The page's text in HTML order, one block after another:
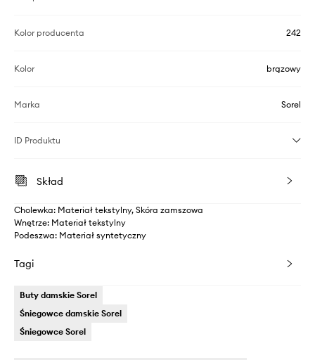
Kolor producenta 242
Kolor brązowy
Marka Sorel
ID Produktu
Skład
Cholewka: Materiał tekstylny, Skóra zamszowa
Wnętrze: Materiał tekstylny
Podeszwa: Materiał syntetyczny
Tagi
Buty damskie Sorel
Śniegowce damskie Sorel
Śniegowce Sorel